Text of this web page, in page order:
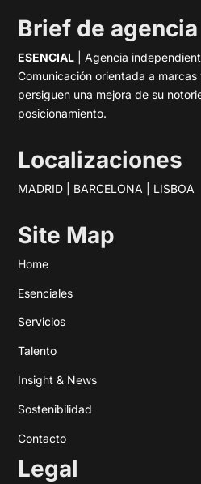
Brief de agencia
ESENCIAL | Agencia
Comunicación orientada a
persiguen una mejora de su
posicionamiento.
Localizaciones
MADRID | BARCELONA | LISBOA
Site Map
Home
Esenciales
Servicios
Talento
Insight & News
Sostenibilidad
Contacto
Legal